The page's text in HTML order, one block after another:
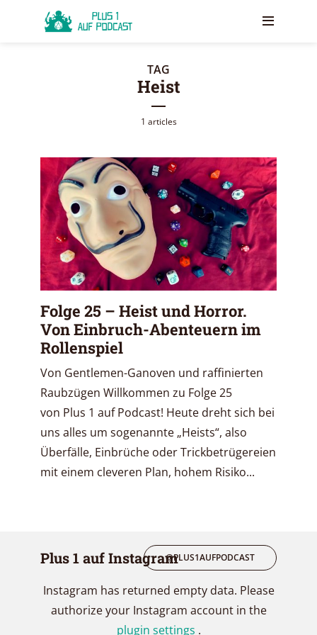
TAG
Heist
1 articles
Folge 25 – Heist und Horror.
Von Einbruch-Abenteuern im
Rollenspiel
Von Gentlemen-Ganoven und raffinierten
Raubzügen Willkommen zu Folge 25
von Plus 1 auf Podcast! Heute dreht sich bei
uns alles um sogenannte „Heists“, also
Überfälle, Einbrüche oder Trickbetrügereien
mit einem cleveren Plan, hohem Risiko...
Plus 1 auf Instagram@PLUS1AUFPODCAST
Instagram has returned empty data. Please
authorize your Instagram account in the
plugin settings .